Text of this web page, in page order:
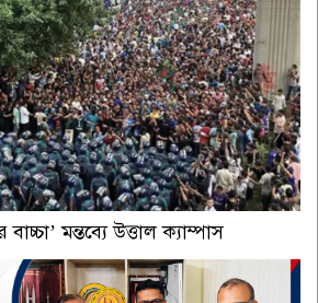
মন্তব্যে উত্তাল ক্যাম্পাস